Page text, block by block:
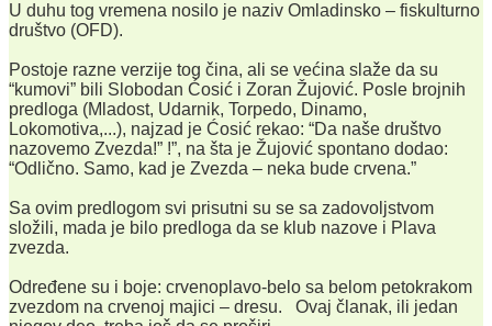
U duhu tog vremena nosilo je naziv Omladinsko – fiskulturno
društvo (OFD).
Postoje razne verzije tog čina, ali se većina slaže da su
“kumovi” bili Slobodan Ćosić i Zoran Žujović. Posle brojnih
predloga (Mladost, Udarnik, Torpedo, Dinamo,
Lokomotiva,...), najzad je Ćosić rekao: “Da naše društvo
nazovemo Zvezda!” !”, na šta je Žujović spontano dodao:
“Odlično. Samo, kad je Zvezda – neka bude crvena.”
Sa ovim predlogom svi prisutni su se sa zadovoljstvom
složili, mada je bilo predloga da se klub nazove i Plava
zvezda.
Određene su i boje: crvenoplavo-belo sa belom petokrakom
zvezdom na crvenoj majici – dresu. Ovaj članak, ili jedan